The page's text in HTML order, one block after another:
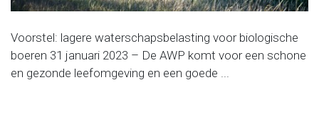
Voorstel: lagere waterschapsbelasting voor biologische
boeren 31 januari 2023 – De AWP komt voor een schone
en gezonde leefomgeving en een goede ...